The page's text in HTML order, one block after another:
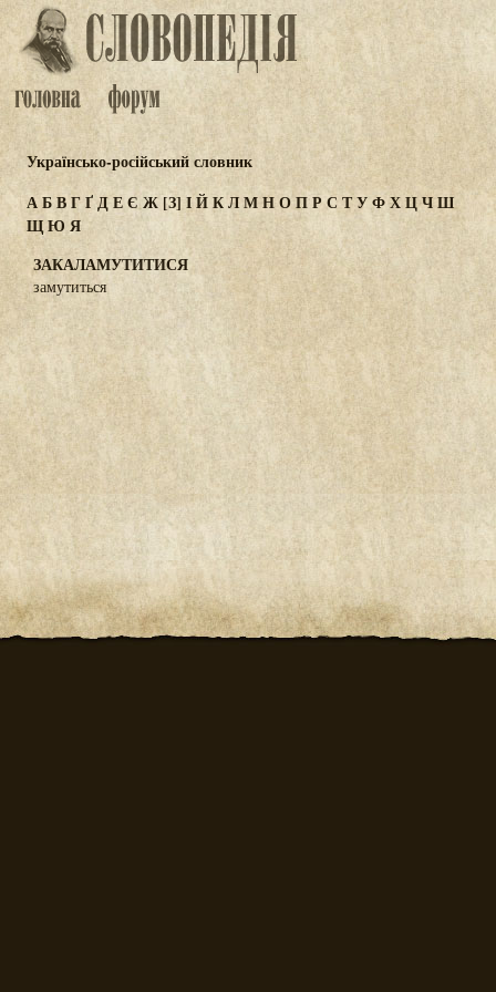
Українсько-російський словник
АБВГҐДЕЄ Ж[З] ІЙКЛМНОПР С ТУФХЦЧШ
ЩЮ Я
ЗАКАЛАМУТИТИСЯ
замутиться